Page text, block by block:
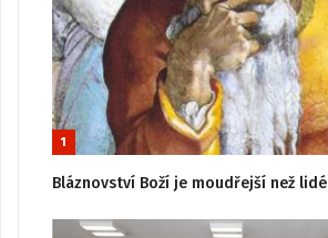
1
Bláznovství Boží je moudřejší než lidé